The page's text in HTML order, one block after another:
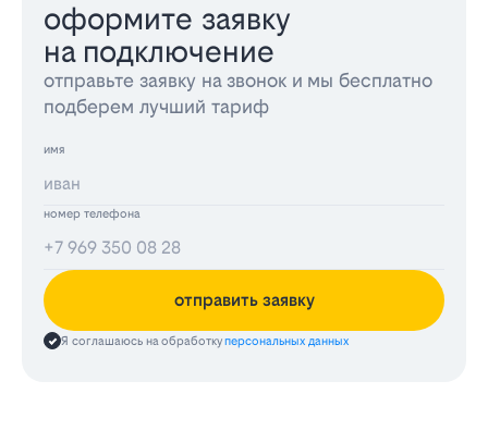
оформите заявку
на подключение
отправьте заявку на звонок и мы бесплатно
подберем лучший тариф
имя
номер телефона
отправить заявку
Я соглашаюсь на обработкуперсональных данных